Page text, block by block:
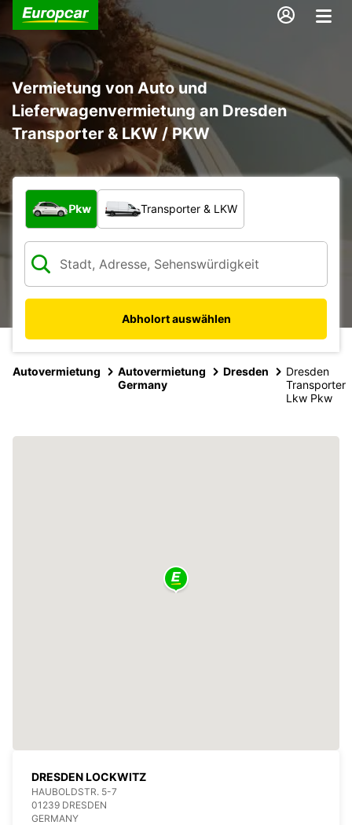
Vermietung von Auto und
Lieferwagenvermietung an Dresden
Transporter & LKW / PKW
Welche Art von Fahrzeug?
Pkw Transporter & LKW
Abholort auswählen
Autovermietung
Autovermietung
Germany
Dresden
Dresden
Transporter
Lkw Pkw
DRESDEN LOCKWITZ
HAUBOLDSTR. 5-7
01239 DRESDEN
GERMANY